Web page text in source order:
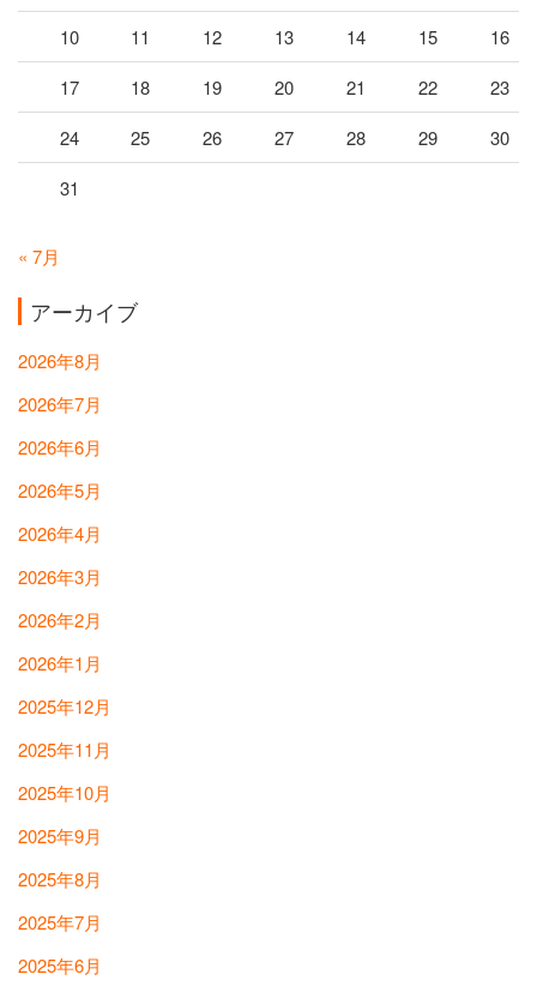
10
11 12 13 14 15
16
17
18 19 20 21 22
23
24
25 26 27 28 29
30
31
« 7月
アーカイブ
2026年8月
2026年7月
2026年6月
2026年5月
2026年4月
2026年3月
2026年2月
2026年1月
2025年12月
2025年11月
2025年10月
2025年9月
2025年8月
2025年7月
2025年6月